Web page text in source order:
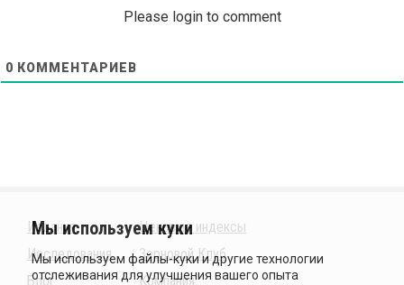
Please login to comment
0 КОММЕНТАРИЕВ
Издания
Исследования
Блог
Ценовые индексы
Зерновой Клуб
Компания